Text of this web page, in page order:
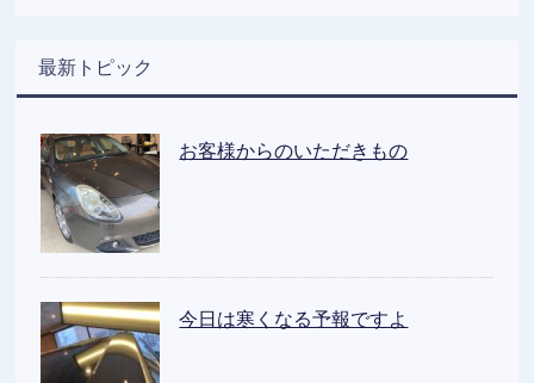
最新トピック
お客様からのいただきもの
今日は寒くなる予報ですよ